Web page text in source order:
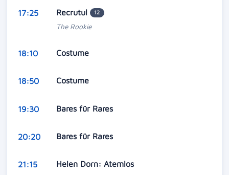
17:25 Recrutul 12
The Rookie
18:10 Costume
18:50 Costume
19:30 Bares für Rares
20:20 Bares für Rares
21:15 Helen Dorn: Atemlos